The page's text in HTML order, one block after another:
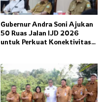
Gubernur Andra Soni Ajukan
50 Ruas Jalan IJD 2026
untuk Perkuat Konektivitas